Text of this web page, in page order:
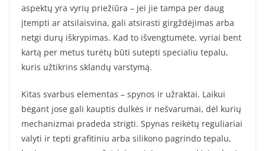
aspektų yra vyrių priežiūra – jei jie tampa per daug
įtempti ar atsilaisvina, gali atsirasti girgždėjimas arba
netgi durų iškrypimas. Kad to išvengtumėte, vyriai bent
kartą per metus turėtų būti sutepti specialiu tepalu,
kuris užtikrins sklandų varstymą.
Kitas svarbus elementas – spynos ir užraktai. Laikui
bėgant jose gali kauptis dulkės ir nešvarumai, dėl kurių
mechanizmai pradeda strigti. Spynas reikėtų reguliariai
valyti ir tepti grafitiniu arba silikono pagrindo tepalu,